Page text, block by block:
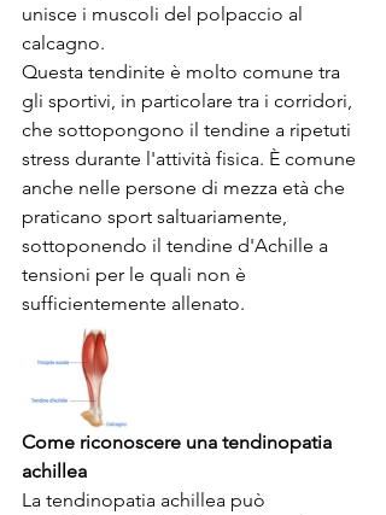
unisce i muscoli del polpaccio al
calcagno.
Questa tendinite è molto comune tra
gli sportivi, in particolare tra i corridori,
che sottopongono il tendine a ripetuti
stress durante l'attività fisica. È comune
anche nelle persone di mezza età che
praticano sport saltuariamente,
sottoponendo il tendine d'Achille a
tensioni per le quali non è
sufficientemente allenato.
Come riconoscere una tendinopatia
achillea
La tendinopatia achillea può